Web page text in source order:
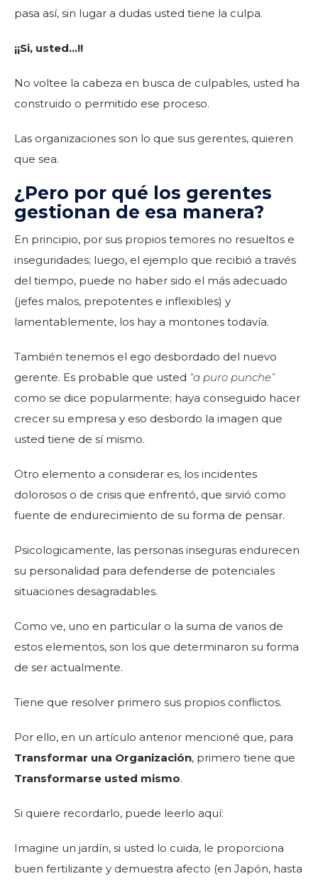
pasa así, sin lugar a dudas usted tiene la culpa.
¡¡Si, usted…!!
No voltee la cabeza en busca de culpables, usted ha
construido o permitido ese proceso.
Las organizaciones son lo que sus gerentes, quieren
que sea.
¿Pero por qué los gerentes
gestionan de esa manera?
En principio, por sus propios temores no resueltos e
inseguridades; luego, el ejemplo que recibió a través
del tiempo, puede no haber sido el más adecuado
(jefes malos, prepotentes e inflexibles) y
lamentablemente, los hay a montones todavía.
También tenemos el ego desbordado del nuevo
gerente. Es probable que usted “a puro punche”
como se dice popularmente; haya conseguido hacer
crecer su empresa y eso desbordo la imagen que
usted tiene de sí mismo.
Otro elemento a considerar es, los incidentes
dolorosos o de crisis que enfrentó, que sirvió como
fuente de endurecimiento de su forma de pensar.
Psicologicamente, las personas inseguras endurecen
su personalidad para defenderse de potenciales
situaciones desagradables.
Como ve, uno en particular o la suma de varios de
estos elementos, son los que determinaron su forma
de ser actualmente.
Tiene que resolver primero sus propios conflictos.
Por ello, en un artículo anterior mencioné que, para
Transformar una Organización, primero tiene que
Transformarse usted mismo.
Si quiere recordarlo, puede leerlo aquí:
Imagine un jardín, si usted lo cuida, le proporciona
buen fertilizante y demuestra afecto (en Japón, hasta